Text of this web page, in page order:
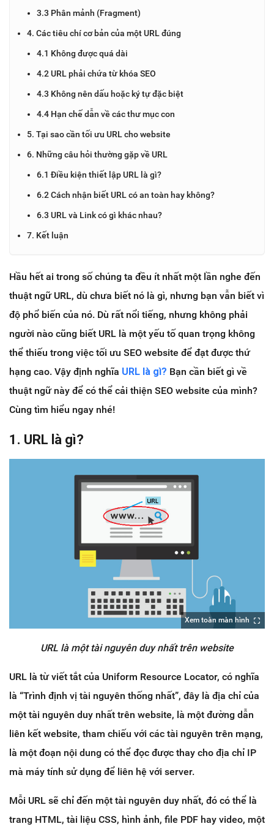
3.3 Phân mảnh (Fragment)
4. Các tiêu chí cơ bản của một URL đúng
4.1 Không được quá dài
4.2 URL phải chứa từ khóa SEO
4.3 Không nên dấu hoặc ký tự đặc biệt
4.4 Hạn chế dẫn về các thư mục con
5. Tại sao cần tối ưu URL cho website
6. Những câu hỏi thường gặp về URL
6.1 Điều kiện thiết lập URL là gì?
6.2 Cách nhận biết URL có an toàn hay không?
6.3 URL và Link có gì khác nhau?
7. Kết luận
Hầu hết ai trong số chúng ta đều ít nhất một lần nghe đến
thuật ngữ URL, dù chưa biết nó là gì, nhưng bạn vẫn biết vì
độ phổ biến của nó. Dù rất nổi tiếng, nhưng không phải
người nào cũng biết URL là một yếu tố quan trọng không
thể thiếu trong việc tối ưu SEO website để đạt được thứ
hạng cao. Vậy định nghĩa URL là gì? Bạn cần biết gì về
thuật ngữ này để có thể cải thiện SEO website của mình?
Cùng tìm hiểu ngay nhé!
1. URL là gì?
Xem toàn màn hình
URL là một tài nguyên duy nhất trên website
URL là từ viết tắt của Uniform Resource Locator, có nghĩa
là “Trình định vị tài nguyên thống nhất”, đây là địa chỉ của
một tài nguyên duy nhất trên website, là một đường dẫn
liên kết website, tham chiếu với các tài nguyên trên mạng,
là một đoạn nội dung có thể đọc được thay cho địa chỉ IP
mà máy tính sử dụng để liên hệ với server.
Mỗi URL sẽ chỉ đến một tài nguyên duy nhất, đó có thể là
trang HTML, tài liệu CSS, hình ảnh, file PDF hay video, một